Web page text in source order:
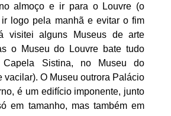
almoço e ir para o Louvre (o
logo pela manhã e evitar o fim
visitei alguns Museus de arte
o Museu do Louvre bate tudo
Sistina, no Museu do
vacilar). O Museu outrora Palácio
é um edifício imponente, junto
em tamanho, mas também em